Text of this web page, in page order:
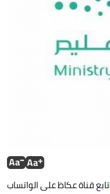
تابع قناة عكاظ على الواتساب